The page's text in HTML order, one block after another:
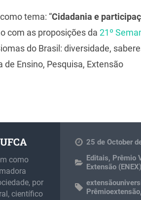
tema: “Cidadania e
com as proposições da 21º
do Brasil: diversidade,
de Ensino, Pesquisa, Extensão
como
por
científico
25 de October
Editais, Prêmio
Extensão (ENEX)
Prêmioextensão,